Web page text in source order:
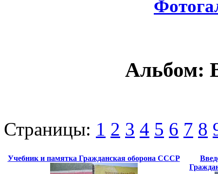
Альбом:
Страницы: 1 2 3 4 5 6 7 8
Учебник и памятка Гражданская оборона СССР